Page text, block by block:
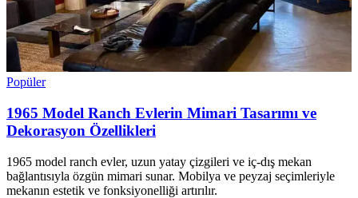
Popüler
1965 Model Ranch Evlerin Mimari Tasarımı ve
Dekorasyon Özellikleri
1965 model ranch evler, uzun yatay çizgileri ve iç-dış mekan
bağlantısıyla özgün mimari sunar. Mobilya ve peyzaj seçimleriyle
mekanın estetik ve fonksiyonelliği artırılır.